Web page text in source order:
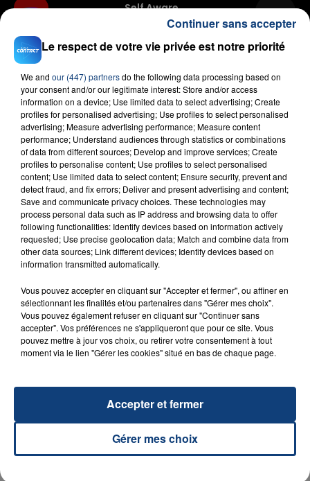
Self Aware
TEMPER CITY
FIL D'ACTU
INCENDIE MORTEL À LENS : UNE FEMME ET
SON BÉBÉ ENTRE LA VIE ET LA...
Un homme s'est immolé par le feu après avoir
aspergé sa compagne et leur bébé de trois mois
20 juillet 2026
Le respect de votre vie privée est notre priorité
We and our (447) partnersdo the following data processing based on
your consent and/or our legitimate interest: Store and/or access
information on a device; Use limited data to select advertising; Create
profiles for personalised advertising; Use profiles to select personalised
advertising; Measure advertising performance; Measure content
performance; Understand audiences through statistics or combinations
of data from different sources; Develop and improve services; Create
profiles to personalise content; Use profiles to select personalised
content; Use limited data to select content; Ensure security, prevent and
detect fraud, and fix errors; Deliver and present advertising and content;
Save and communicate privacy choices. These technologies may
process personal data such as IP address and browsing data to offer
following functionalities: Identify devices based on information actively
requested; Use precise geolocation data; Match and combine data from
other data sources; Link different devices; Identify devices based on
information transmitted automatically.
Vous pouvez accepter en cliquant sur "Accepter et fermer", ou affiner en
sélectionnant les finalités et/ou partenaires dans "Gérer mes choix".
Vous pouvez également refuser en cliquant sur "Continuer sans
accepter". Vos préférences ne s'appliqueront que pour ce site. Vous
pouvez mettre à jour vos choix, ou retirer votre consentement à tout
moment via le lien "Gérer les cookies" situé en bas de chaque page.
Gérer mes choix
Accepter et fermer
Continuer sans accepter